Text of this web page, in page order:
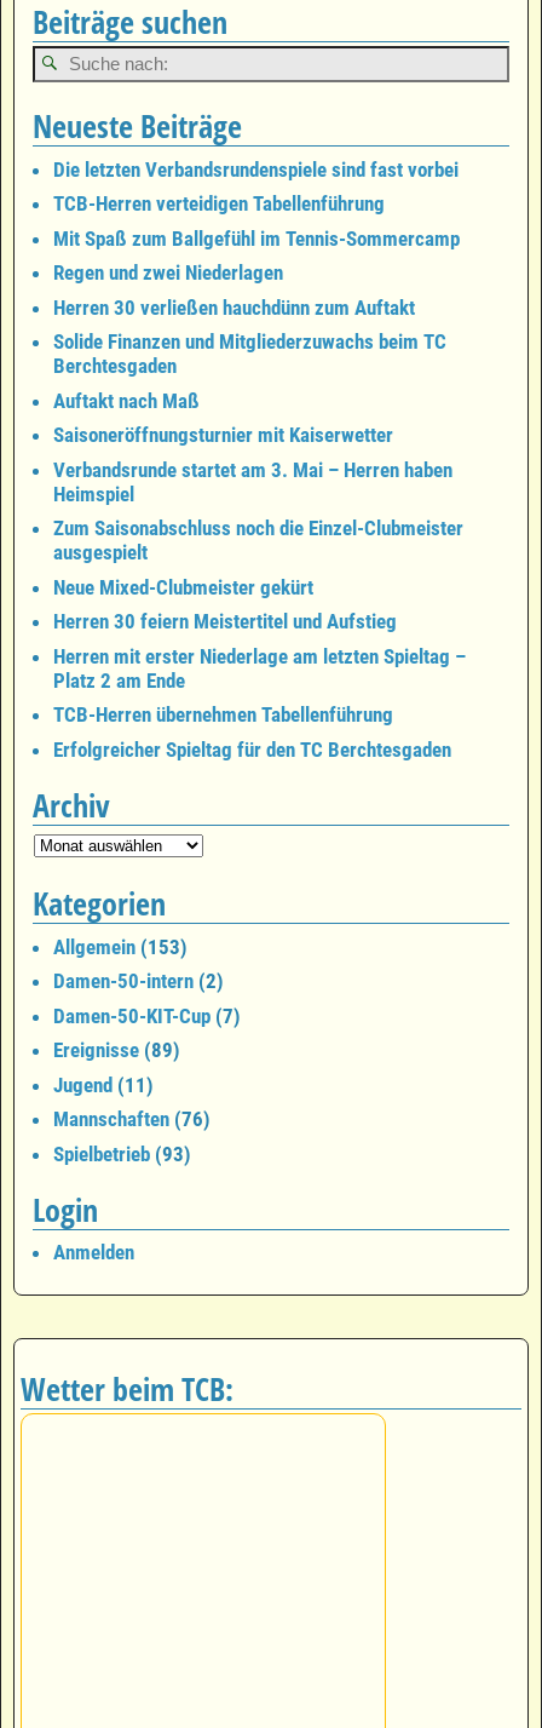
Beiträge suchen
Neueste Beiträge
Die letzten Verbandsrundenspiele sind fast vorbei
TCB-Herren verteidigen Tabellenführung
Mit Spaß zum Ballgefühl im Tennis-Sommercamp
Regen und zwei Niederlagen
Herren 30 verließen hauchdünn zum Auftakt
Solide Finanzen und Mitgliederzuwachs beim TC
Berchtesgaden
Auftakt nach Maß
Saisoneröffnungsturnier mit Kaiserwetter
Verbandsrunde startet am 3. Mai – Herren haben
Heimspiel
Zum Saisonabschluss noch die Einzel-Clubmeister
ausgespielt
Neue Mixed-Clubmeister gekürt
Herren 30 feiern Meistertitel und Aufstieg
Herren mit erster Niederlage am letzten Spieltag –
Platz 2 am Ende
TCB-Herren übernehmen Tabellenführung
Erfolgreicher Spieltag für den TC Berchtesgaden
Archiv
Kategorien
Allgemein (153)
Damen-50-intern (2)
Damen-50-KIT-Cup (7)
Ereignisse (89)
Jugend (11)
Mannschaften (76)
Spielbetrieb (93)
Login
Anmelden
Wetter beim TCB: